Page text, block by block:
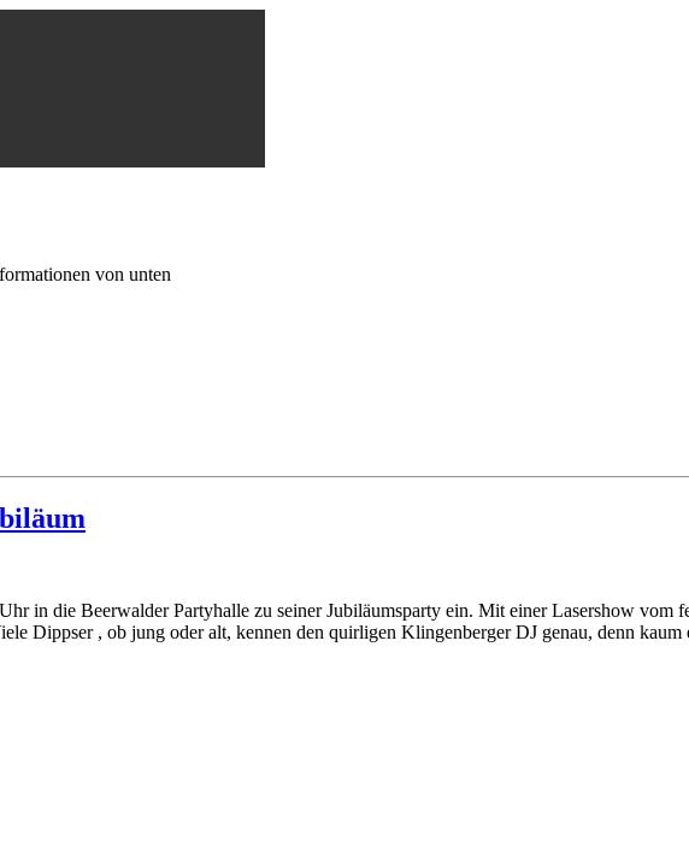
von unten
in die Beerwalder Partyhalle zu seiner Jubiläumsparty ein. Mit einer Lasershow
Dippser , ob jung oder alt, kennen den quirligen Klingenberger DJ genau, denn